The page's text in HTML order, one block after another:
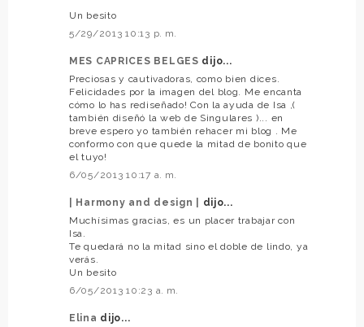
Un besito
5/29/2013 10:13 p. m.
MES CAPRICES BELGES dijo...
Preciosas y cautivadoras, como bien dices.
Felicidades por la imagen del blog. Me encanta
cómo lo has rediseñado! Con la ayuda de Isa ,(
también diseñó la web de Singulares )... en
breve espero yo también rehacer mi blog . Me
conformo con que quede la mitad de bonito que
el tuyo!
6/05/2013 10:17 a. m.
| Harmony and design |
dijo...
Muchísimas gracias, es un placer trabajar con
Isa.
Te quedará no la mitad sino el doble de lindo, ya
verás.
Un besito
6/05/2013 10:23 a. m.
Elina dijo...